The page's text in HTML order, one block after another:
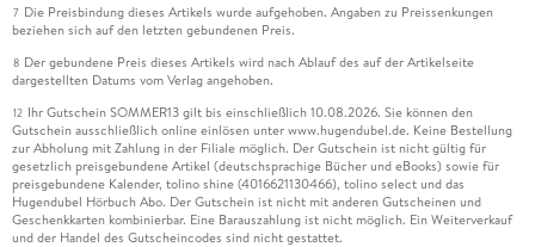
7 Die Preisbindung dieses Artikels wurde aufgehoben. Angaben zu Preissenkungen
beziehen sich auf den letzten gebundenen Preis.
8 Der gebundene Preis dieses Artikels wird nach Ablauf des auf der Artikelseite
dargestellten Datums vom Verlag angehoben.
12 Ihr Gutschein SOMMER13 gilt bis einschließlich 10.08.2026. Sie können den
Gutschein ausschließlich online einlösen unter www.hugendubel.de. Keine Bestellung
zur Abholung mit Zahlung in der Filiale möglich. Der Gutschein ist nicht gültig für
gesetzlich preisgebundene Artikel (deutschsprachige Bücher und eBooks) sowie für
preisgebundene Kalender, tolino shine (4016621130466), tolino select und das
Hugendubel Hörbuch Abo. Der Gutschein ist nicht mit anderen Gutscheinen und
Geschenkkarten kombinierbar. Eine Barauszahlung ist nicht möglich. Ein Weiterverkauf
und der Handel des Gutscheincodes sind nicht gestattet.